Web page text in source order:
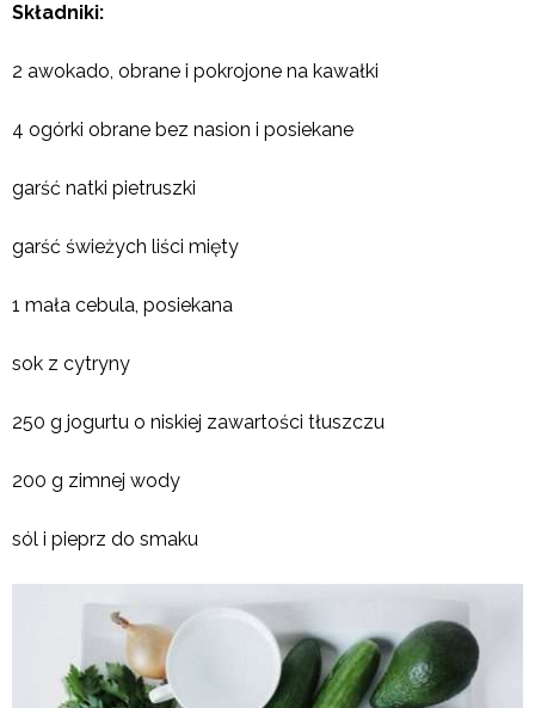
Składniki:
2 awokado, obrane i pokrojone na kawałki
4 ogórki obrane bez nasion i posiekane
garść natki pietruszki
garść świeżych liści mięty
1 mała cebula, posiekana
sok z cytryny
250 g jogurtu o niskiej zawartości tłuszczu
200 g zimnej wody
sól i pieprz do smaku